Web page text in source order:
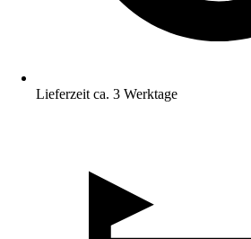
Lieferzeit ca. 3 Werktage